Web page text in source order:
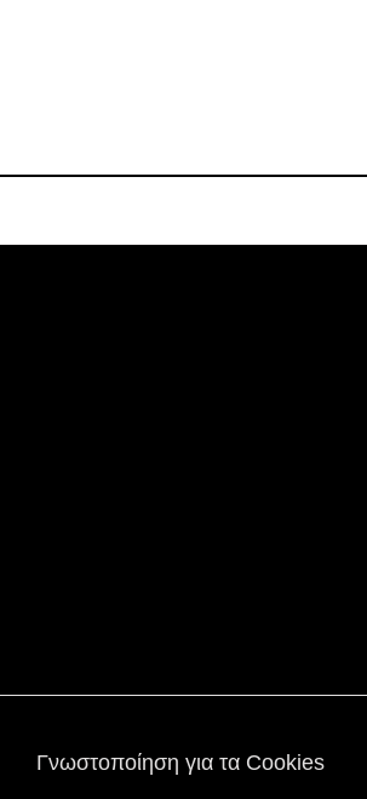
Γνωστοποίηση για τα Cookies